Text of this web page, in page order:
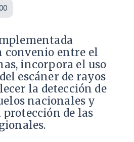
convenio entre el
incorpora el uso
escáner de rayos
la detección de
nacionales y
de las